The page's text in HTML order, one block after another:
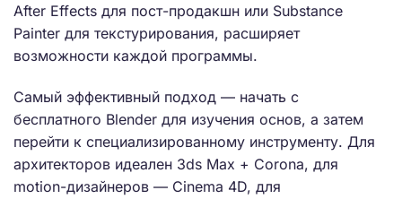
After Effects для пост-продакшн или Substance
Painter для текстурирования, расширяет
возможности каждой программы.
Самый эффективный подход — начать с
бесплатного Blender для изучения основ, а затем
перейти к специализированному инструменту. Для
архитекторов идеален 3ds Max + Corona, для
motion-дизайнеров — Cinema 4D, для